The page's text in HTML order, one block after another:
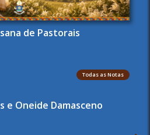
de Pastorais
Todas as Notas
e Oneide Damasceno